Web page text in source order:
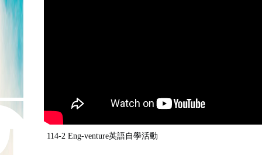
114-2 Eng-venture英語自學活動